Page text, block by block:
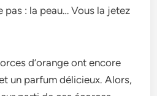
pas : la peau… Vous la jetez
d’orange ont encore
un parfum délicie­ux. Alors,